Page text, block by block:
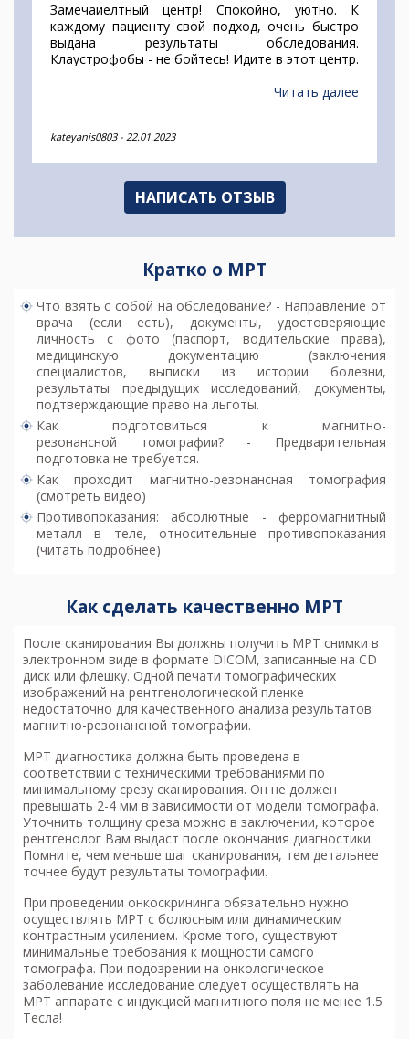
Замечаиелтный центр! Спокойно, уютно. К
каждому пациенту свой подход, очень быстро
выдана результаты обследования.
Клаустрофобы - не бойтесь! Идите в этот центр.
Вашей психики и сделают все возможное, чтобы
Читать далее
kateyanis0803 - 22.01.2023
НАПИСАТЬ ОТЗЫВ
Кратко о МРТ
Что взять с собой на обследование? - Направление от
врача (если есть), документы, удостоверяющие
личность с фото (паспорт, водительские права),
медицинскую документацию (заключения
специалистов, выписки из истории болезни,
результаты предыдущих исследований, документы,
подтверждающие право на льготы.
Как подготовиться к магнитно-
резонансной томографии? - Предварительная
подготовка не требуется.
Как проходит магнитно-резонансная томография
(смотреть видео)
Противопоказания: абсолютные - ферромагнитный
металл в теле, относительные противопоказания
(читать подробнее)
Как сделать качественно МРТ
После сканирования Вы должны получить МРТ снимки в
электронном виде в формате DICOM, записанные на CD
диск или флешку. Одной печати томографических
изображений на рентгенологической пленке
недостаточно для качественного анализа результатов
магнитно-резонансной томографии.
МРТ диагностика должна быть проведена в
соответствии с техническими требованиями по
минимальному срезу сканирования. Он не должен
превышать 2-4 мм в зависимости от модели томографа.
Уточнить толщину среза можно в заключении, которое
рентгенолог Вам выдаст после окончания диагностики.
Помните, чем меньше шаг сканирования, тем детальнее
точнее будут результаты томографии.
При проведении онкоскрининга обязательно нужно
осуществлять МРТ с болюсным или динамическим
контрастным усилением. Кроме того, существуют
минимальные требования к мощности самого
томографа. При подозрении на онкологическое
заболевание исследование следует осуществлять на
МРТ аппарате с индукцией магнитного поля не менее 1.5
Тесла!